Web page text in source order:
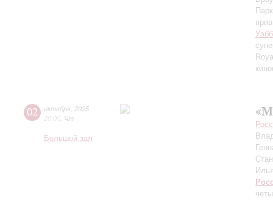
02 октября 2025
20:00 Чт
Большой зал